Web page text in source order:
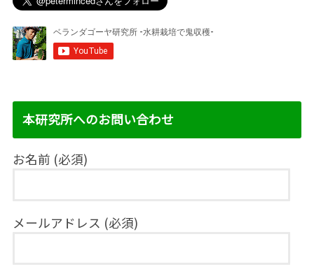
本研究所へのお問い合わせ
お名前 (必須)
メールアドレス (必須)